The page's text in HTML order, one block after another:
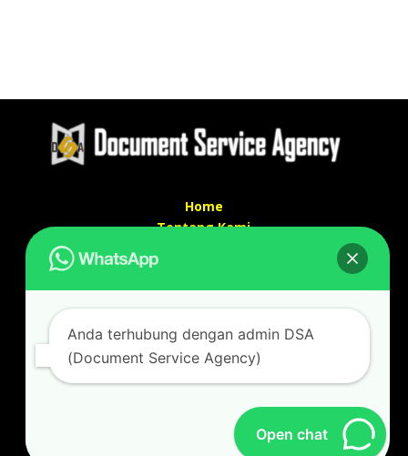
Home
Tentang Kami
Kontak kami
Alamat kantor :
Jl Swadaya Pam No 6 Rt 006 Rw 007 Jatinegara,
Cakung, Jakarta Timur 13930
087887631193 / 021 48671259
documentsserviceagency@gmail.com
Anda terhubung dengan admin DSA
(Document Service Agency)
Open chat